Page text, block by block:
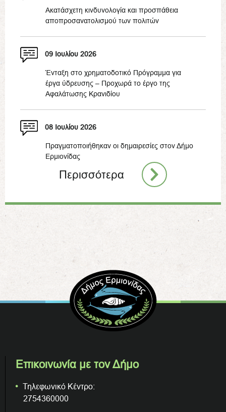
Ακατάσχετη κινδυνολογία και προσπάθεια
αποπροσανατολισμού των πολιτών
09 Ιουλίου 2026
Ένταξη στο χρηματοδοτικό Πρόγραμμα για
έργα ύδρευσης – Προχωρά το έργο της
Αφαλάτωσης Κρανιδίου
08 Ιουλίου 2026
Πραγματοποιήθηκαν οι δημαιρεσίες στον Δήμο
Ερμιονίδας
Περισσότερα
Επικοινωνία με τον Δήμο
Τηλεφωνικό Κέντρο:
2754360000